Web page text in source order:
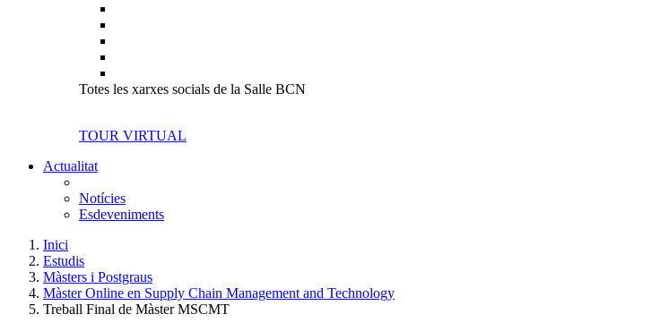
Totes les xarxes socials de la Salle BCN
TOUR VIRTUAL
Actualitat
Notícies
Esdeveniments
Inici
Estudis
Màsters i Postgraus
Màster Online en Supply Chain Management and Technology
Treball Final de Màster MSCMT